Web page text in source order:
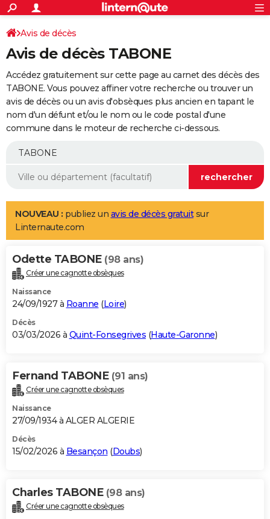
ACTUALITÉS
Politique
Société
Faits Divers
Education
Monde
Villes
+
SPORT
Coupe du monde 2026
Football
Tennis
Cyclisme
Rugby
Forum
Programme TV
TNT
Streaming
Cinéma
Sorties cinéma
Musique
+FINANCE
Retraite
Epargne
Immobilier
Risques naturels par ville
Banque
Assurance
AUTO
Essais
Réserver un essai
Citadines
Berlines
SUV
Forum auto
+
Mobiles
Meilleur smartphone
Internet
Ordinateurs
Jeux vidéo
Guide high-tech
Aménagement intérieur
LIFESTYLE
Art de vivre
Bien-être
Loisirs
Mode
Modes de vie
Alimentation
Guide de la santé
Maladies
Médicaments
Sommeil
VOYAGE
Destinations
City break
Voyage nature
Voyage de noces
Forum
Climat
+PHOTO
GUIDES D'ACHAT
BONS PLANS
Carte de Noël
Carte Bonne année
Carte Saint-Valentin
Carte Pâques
Carte d'anniversaire
DICTIONNAIRE
Dictionnaire
Biographies
Citations
Expressions
Proverbes
PROGRAMME TV
S'inscrire
Se connecter
Lycées
Collèges
Primaires
Universités
Entreprises
Service militaire
Avis de recherche
AVIS DE DÉCÈS
Bricolage
Lifestyle
Culture
Sport
Auto
Television
Voyage
Cinema
Avis de décès
Avis de décès TABONE
Accédez gratuitement sur cette page au carnet des décès des
TABONE. Vous pouvez affiner votre recherche ou trouver un
avis de décès ou un avis d'obsèques plus ancien en tapant le
nom d'un défunt et/ou le nom ou le code postal d'une
commune dans le moteur de recherche ci-dessous.
NOUVEAU : publiez un avis de décès gratuitsur
Linternaute.com
Odette TABONE (98 ans)
Créer une cagnotte obsèques
Naissance
24/09/1927 à Roanne (Loire)
Décès
03/03/2026 à Quint-Fonsegrives (Haute-Garonne)
Fernand TABONE (91 ans)
Créer une cagnotte obsèques
Naissance
27/09/1934 à ALGER ALGERIE
Décès
15/02/2026 à Besançon (Doubs)
Charles TABONE (98 ans)
Créer une cagnotte obsèques